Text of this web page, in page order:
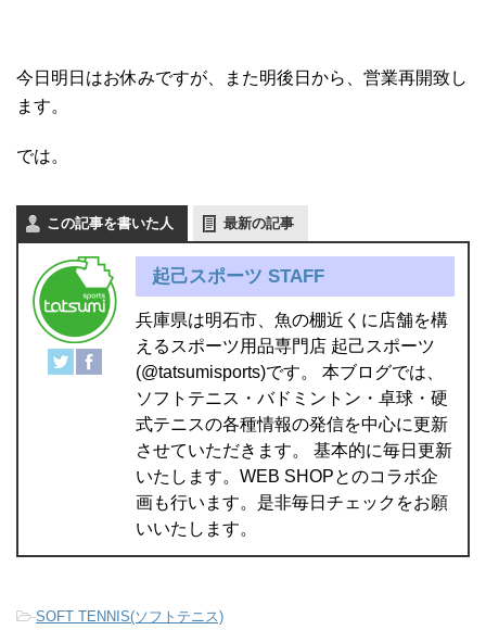
今日明日はお休みですが、また明後日から、営業再開致し
ます。
では。
この記事を書いた人 最新の記事
起己スポーツ STAFF
兵庫県は明石市、魚の棚近くに店舗を構
えるスポーツ用品専門店 起己スポーツ
(@tatsumisports)です。 本ブログでは、
ソフトテニス・バドミントン・卓球・硬
式テニスの各種情報の発信を中心に更新
させていただきます。 基本的に毎日更新
いたします。WEB SHOPとのコラボ企
画も行います。是非毎日チェックをお願
いいたします。
-SOFT TENNIS(ソフトテニス)